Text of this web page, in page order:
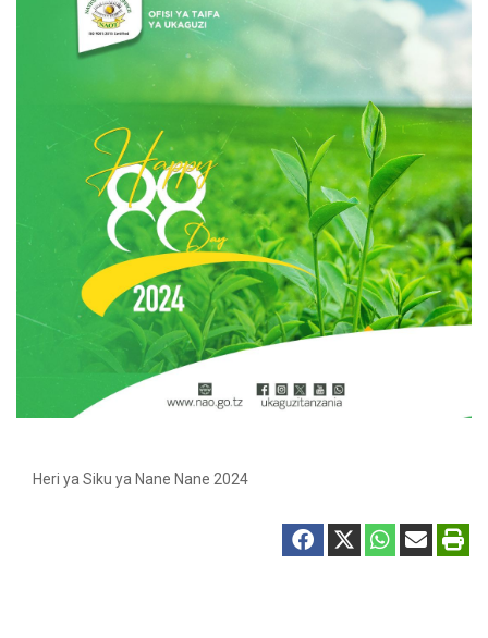
Heri ya Siku ya Nane Nane 2024